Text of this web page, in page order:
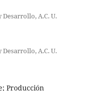
A.C. U.
A.C. U.
Producción